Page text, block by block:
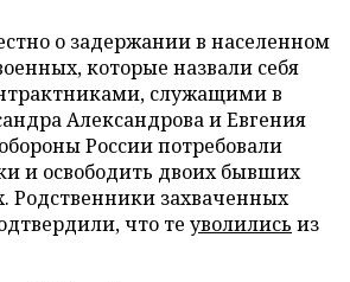
о задержании в населенном
которые назвали себя
служащими в
Александрова и Евгения
России потребовали
и освободить двоих бывших
Родственники захваченных
что те уволились из